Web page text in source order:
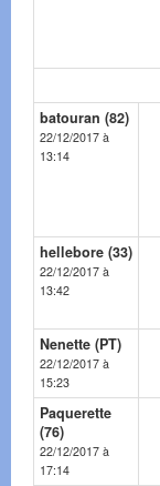
batouran (82)
22/12/2017 à
13:14
hellebore (33)
22/12/2017 à
13:42
Nenette (PT)
22/12/2017 à
15:23
Paquerette
(76)
22/12/2017 à
17:14